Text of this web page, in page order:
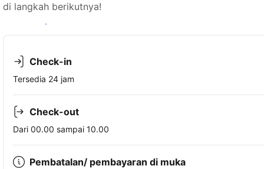
di langkah berikutnya!
Lihat ketersediaan
Check-in
Tersedia 24 jam
Check-out
Dari 00.00 sampai 10.00
Pembatalan/ pembayaran di muka